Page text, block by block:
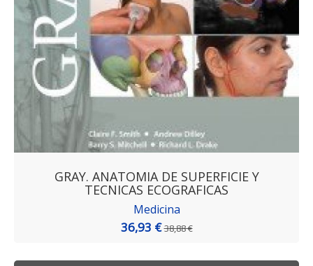
GRAY. ANATOMIA DE SUPERFICIE Y
TECNICAS ECOGRAFICAS
Medicina
36,93 €38,88 €